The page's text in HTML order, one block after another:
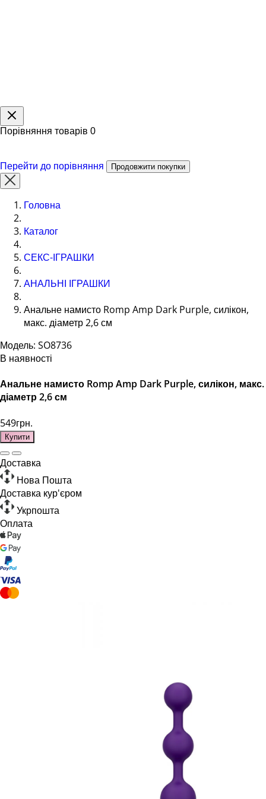
Порівняння товарів 0
Перейти до порівняння Продовжити покупки
Головна
Каталог
СЕКС-ІГРАШКИ
АНАЛЬНІ ІГРАШКИ
Анальне намисто Romp Amp Dark Purple, силікон,
макс. діаметр 2,6 см
Модель: SO8736
В наявності
Анальне намисто Romp Amp Dark Purple, силікон, макс.
діаметр 2,6 см
549грн.
Купити
Доставка
Нова Пошта
Доставка кур'єром
Укрпошта
Оплата